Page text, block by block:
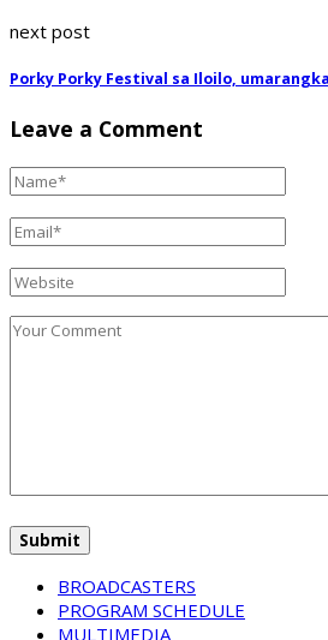
next post
Porky Porky Festival sa Iloilo,
Leave a Comment
BROADCASTERS
PROGRAM SCHEDULE
MULTIMEDIA